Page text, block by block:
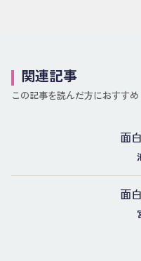
関連記事
この記事を読んだ方におすすめ
面
面